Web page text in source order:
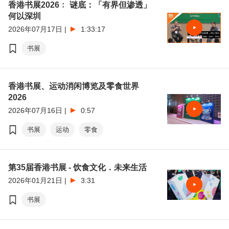
罗振宇
马伯庸
香港书展2026﹕ 谜底：「有界但渗透」
何以深圳
2026年07月17日 | 1:33:17
书展
香港书展、运动消闲博览及零食世界
2026
2026年07月16日 | 0:57
书展 运动 零食
第35届香港书展 - 饮食文化．未来生活
2026年01月21日 | 3:31
书展